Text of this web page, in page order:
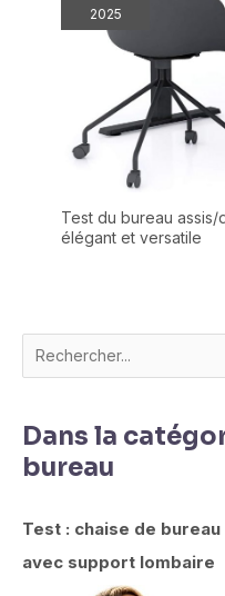
2025
Test du bureau
élégant et versatile
Dans la
bureau
Test : chaise de
avec support lombaire